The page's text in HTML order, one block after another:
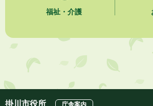
【参加者募集】プロ棋士から学ぼう！はじめての
福祉・介護
掛川市役所 庁舎案内